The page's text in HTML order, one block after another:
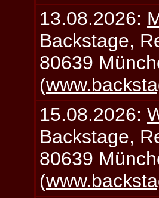
13.08.2026:
Backstage,
80639
(
15.08.2026:
Backstage,
80639
(